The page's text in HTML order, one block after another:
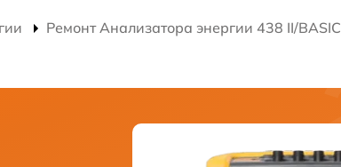
Ремонт Анализатора энергии 438 II/BASIC